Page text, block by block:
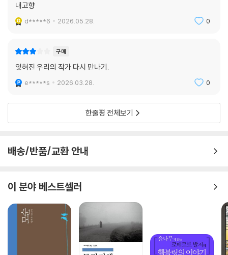
내고향
d*****6 2026.05.28. 0
구매
잊혀진 우리의 작가 다시 만나기.
e*****s 2026.03.28. 0
한줄평 전체보기
배송/반품/교환 안내
이 분야 베스트셀러